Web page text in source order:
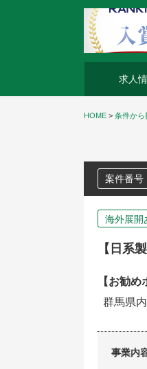
外資系企
求人
HOME > 条件から
案件番号
海外展開
【日系
【お勧め
群馬県
事業内